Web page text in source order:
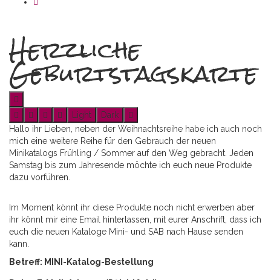
Herzliche
Geburtstagskarte
Light
Dark
Hallo ihr Lieben, neben der Weihnachtsreihe habe ich auch noch
mich eine weitere Reihe für den Gebrauch der neuen
Minikatalogs Frühling / Sommer auf den Weg gebracht. Jeden
Samstag bis zum Jahresende möchte ich euch neue Produkte
dazu vorführen.
Im Moment könnt ihr diese Produkte noch nicht erwerben aber
ihr könnt mir eine Email hinterlassen, mit eurer Anschrift, dass ich
euch die neuen Kataloge Mini- und SAB nach Hause senden
kann.
Betreff: MINI-Katalog-Bestellung